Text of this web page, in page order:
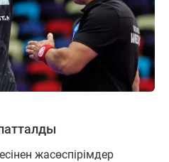
жасөспірімдер